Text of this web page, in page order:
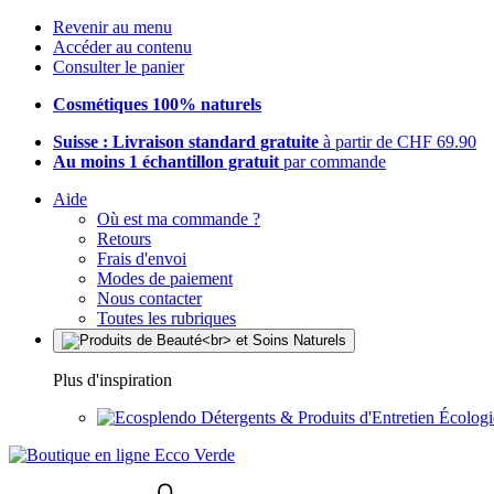
Revenir au menu
Accéder au contenu
Consulter le panier
Cosmétiques 100% naturels
Suisse : Livraison standard gratuite à partir de CHF 69.90
Au moins 1 échantillon gratuit par commande
Aide
Où est ma commande ?
Retours
Frais d'envoi
Modes de paiement
Nous contacter
Toutes les rubriques
Plus d'inspiration
Détergents & Produits d'Entretien